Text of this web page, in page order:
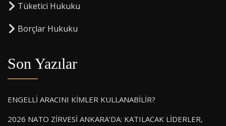
⁠Tüketici Hukuku
⁠Borçlar Hukuku
Son Yazılar
ENGELLİ ARACINI KİMLER KULLANABİLİR?
2026 NATO ZİRVESİ ANKARA’DA: KATILACAK LİDERLER,